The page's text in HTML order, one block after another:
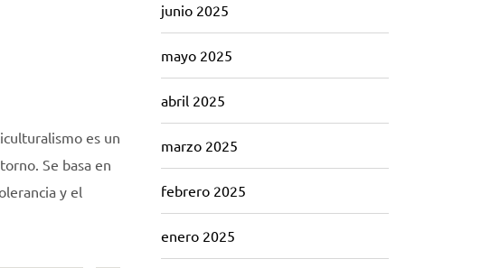
es un
Se basa en
y el
junio 2025
mayo 2025
abril 2025
marzo 2025
febrero 2025
enero 2025